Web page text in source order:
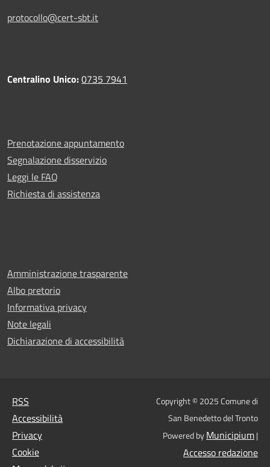
protocollo@cert-sbt.it
Centralino Unico:0735 7941
Prenotazione appuntamento
Segnalazione disservizio
Leggi le FAQ
Richiesta di assistenza
Amministrazione trasparente
Albo pretorio
Informativa privacy
Note legali
Dichiarazione di accessibilità
RSS
Accessibilità
Privacy
Cookie
Copyright © 2025 Comune di
San Benedetto del Tronto
Powered byMunicipium|
Accesso redazione